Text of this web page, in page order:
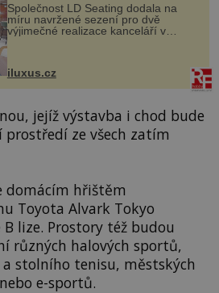
Společnost LD Seating dodala na
míru navržené sezení pro dvě
výjimečné realizace kanceláří v
areálu MediaCityUK v anglickém
budov Media...
iluxus.cz
jejíž výstavba i chod bude
ze všech zatím
domácím hřištěm
Toyota Alvark Tokyo
lize. Prostory též budou
různých halových sportů,
stolního tenisu, městských
e-sportů.